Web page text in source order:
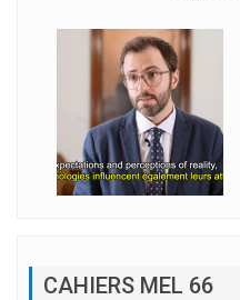
CAHIERS MEL 66